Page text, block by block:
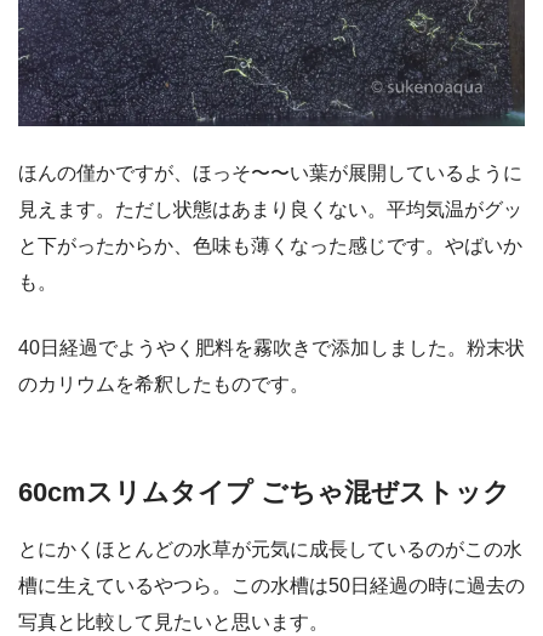
ほんの僅かですが、ほっそ〜〜い葉が展開しているように
見えます。ただし状態はあまり良くない。平均気温がグッ
と下がったからか、色味も薄くなった感じです。やばいか
も。
40日経過でようやく肥料を霧吹きで添加しました。粉末状
のカリウムを希釈したものです。
60cmスリムタイプ ごちゃ混ぜストック
とにかくほとんどの水草が元気に成長しているのがこの水
槽に生えているやつら。この水槽は50日経過の時に過去の
写真と比較して見たいと思います。